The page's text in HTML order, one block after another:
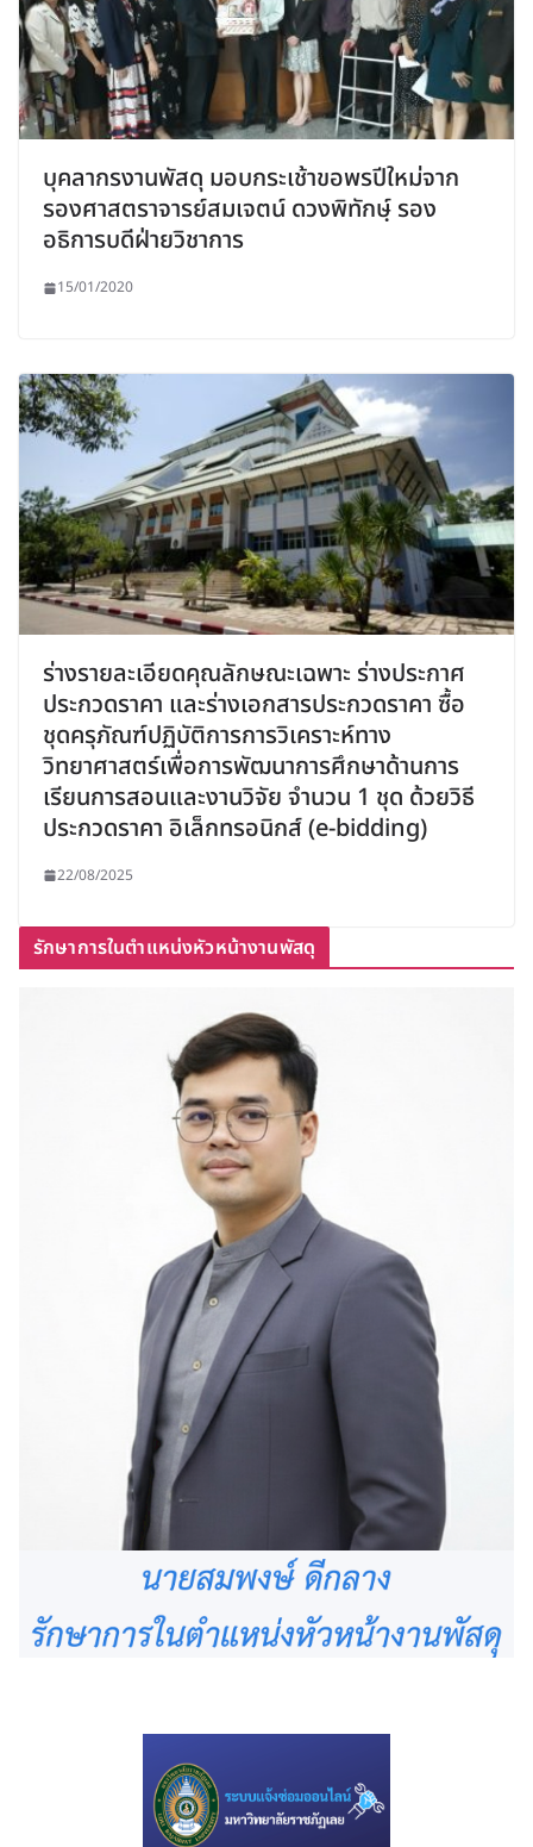
บุคลากรงานพัสดุ มอบกระเช้าขอพรปีใหม่จาก
รองศาสตราจารย์สมเจตน์ ดวงพิทักษฺ์ รอง
อธิการบดีฝ่ายวิชาการ
15/01/2020
ร่างรายละเอียดคุณลักษณะเฉพาะ ร่างประกาศ
ประกวดราคา และร่างเอกสารประกวดราคา ซื้อ
ชุดครุภัณฑ์ปฏิบัติการการวิเคราะห์ทาง
วิทยาศาสตร์เพื่อการพัฒนาการศึกษาด้านการ
เรียนการสอนและงานวิจัย จำนวน 1 ชุด ด้วยวิธี
ประกวดราคา อิเล็กทรอนิกส์ (e-bidding)
22/08/2025
รักษาการในตำแหน่งหัวหน้างานพัสดุ